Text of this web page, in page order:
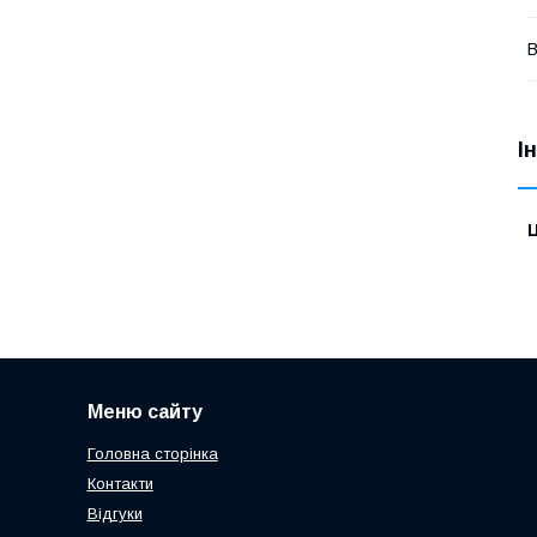
Меню сайту
Головна сторінка
Контакти
Відгуки